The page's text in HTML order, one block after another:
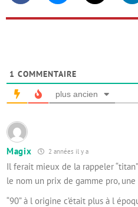
1 COMMENTAIRE
plus ancien
Magix 2 années il y a
Il ferait mieux de la rappeler
le nom un prix de gamme pro,
“90” à l origine c’était plus à l